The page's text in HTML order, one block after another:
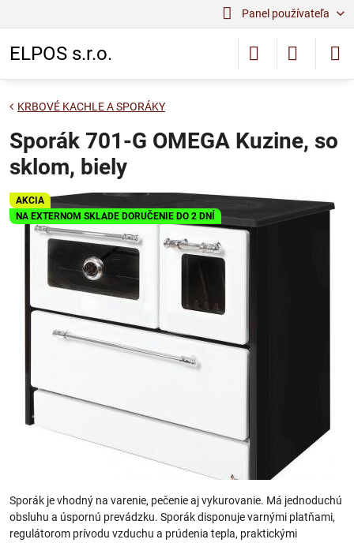
Panel používateľa
ELPOS s.r.o.
AKCIA
NA EXTERNOM SKLADE DORUČENIE DO 2 DNÍ
KRBOVÉ KACHLE A SPORÁKY
Sporák 701-G OMEGA Kuzine, so
sklom, biely
Sporák je vhodný na varenie, pečenie aj vykurovanie. Má jednoduchú
obsluhu a úspornú prevádzku. Sporák disponuje varnými platňami,
regulátorom prívodu vzduchu a prúdenia tepla, praktickými